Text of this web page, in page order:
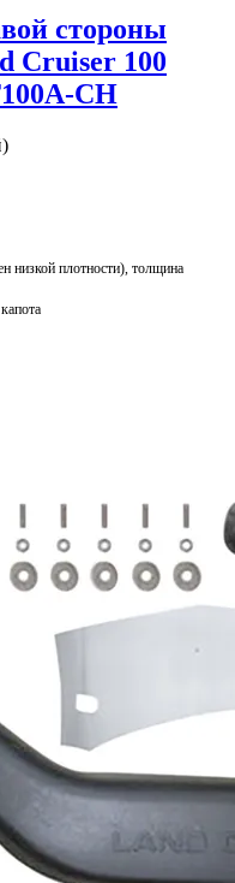
стороны
Cruiser 100
CH
низкой плотности), толщина